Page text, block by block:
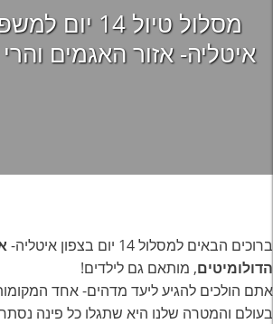
מסלול טיול 14
איטליה- אזור האגמים
ברוכים הבאים למסלול 14 יום בצפון איטליה-
הדולומיטים, מותאם גם לילדים!
אתם הולכים להגיע ליעד מדהים- אחד
בעולם והמטרה שלנו היא שתגלו כל פינה